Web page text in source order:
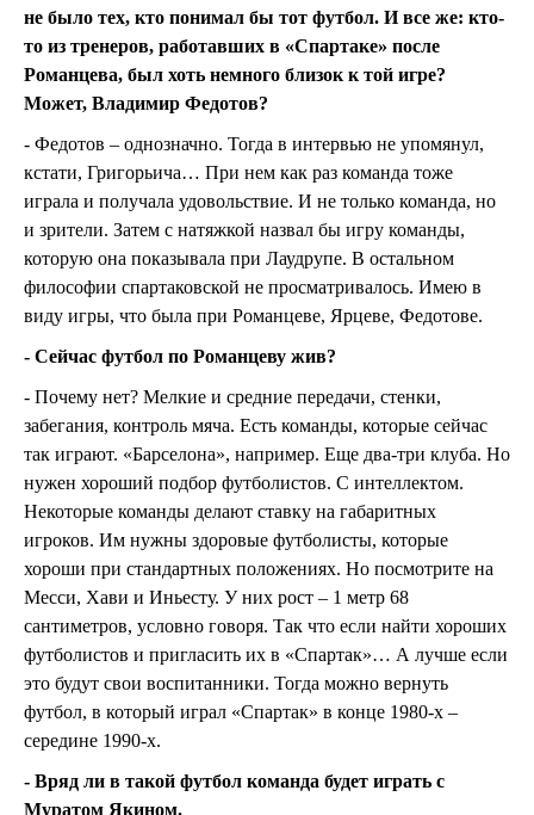
не было тех, кто понимал бы тот футбол. И все же: кто-
то из тренеров, работавших в «Спартаке» после
Романцева, был хоть немного близок к той игре?
Может, Владимир Федотов?
- Федотов – однозначно. Тогда в интервью не упомянул,
кстати, Григорьича… При нем как раз команда тоже
играла и получала удовольствие. И не только команда, но
и зрители. Затем с натяжкой назвал бы игру команды,
которую она показывала при Лаудрупе. В остальном
философии спартаковской не просматривалось. Имею в
виду игры, что была при Романцеве, Ярцеве, Федотове.
- Сейчас футбол по Романцеву жив?
- Почему нет? Мелкие и средние передачи, стенки,
забегания, контроль мяча. Есть команды, которые сейчас
так играют. «Барселона», например. Еще два-три клуба. Но
нужен хороший подбор футболистов. С интеллектом.
Некоторые команды делают ставку на габаритных
игроков. Им нужны здоровые футболисты, которые
хороши при стандартных положениях. Но посмотрите на
Месси, Хави и Иньесту. У них рост – 1 метр 68
сантиметров, условно говоря. Так что если найти хороших
футболистов и пригласить их в «Спартак»… А лучше если
это будут свои воспитанники. Тогда можно вернуть
футбол, в который играл «Спартак» в конце 1980-х –
середине 1990-х.
- Вряд ли в такой футбол команда будет играть с
Муратом Якином.